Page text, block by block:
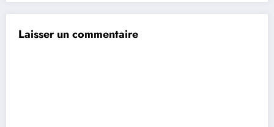
Laisser un commentaire